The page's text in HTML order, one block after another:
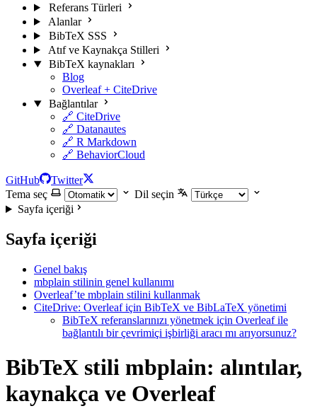
Referans Türleri
Alanlar
BibTeX SSS
Atıf ve Kaynakça Stilleri
BibTeX kaynakları
Blog
Overleaf + CiteDrive
Bağlantılar
🔗 CiteDrive
🔗 Datanautes
🔗 R Markdown
🔗 BehaviorCloud
GitHub
Twitter
Tema seç
Dil seçin
Sayfa içeriği
Sayfa içeriği
Genel bakış
mbplain stilinin genel kullanımı
Overleaf’te mbplain stilini kullanmak
CiteDrive: Overleaf için BibTeX ve BibLaTeX yönetimi
BibTeX referanslarınızı yönetmek için Overleaf ile
bağlantılı bir çevrimiçi işbirliği aracı mı arıyorsunuz?
BibTeX stili mbplain: alıntılar,
kaynakça ve Overleaf